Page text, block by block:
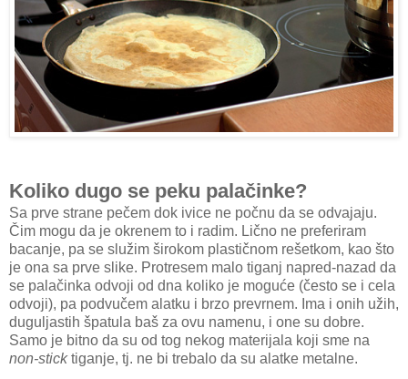
Koliko dugo se peku palačinke?
Sa prve strane pečem dok ivice ne počnu da se odvajaju.
Čim mogu da je okrenem to i radim. Lično ne preferiram
bacanje, pa se služim širokom plastičnom rešetkom, kao što
je ona sa prve slike. Protresem malo tiganj napred-nazad da
se palačinka odvoji od dna koliko je moguće (često se i cela
odvoji), pa podvučem alatku i brzo prevrnem. Ima i onih užih,
duguljastih špatula baš za ovu namenu, i one su dobre.
Samo je bitno da su od tog nekog materijala koji sme na
non-sticktiganje, tj. ne bi trebalo da su alatke metalne.